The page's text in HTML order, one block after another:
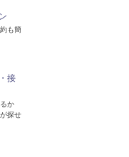
も簡
接
か
探せ